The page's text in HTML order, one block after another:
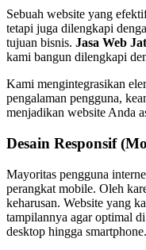
Sebuah website yang
tetapi juga dilengkapi
tujuan bisnis. Jasa Web
kami bangun dilengkapi
Kami mengintegrasikan
pengalaman pengguna,
menjadikan website Anda
Desain Responsif
Mayoritas pengguna
perangkat mobile. Oleh
keharusan. Website yang
tampilannya agar optimal
desktop hingga smartphone.